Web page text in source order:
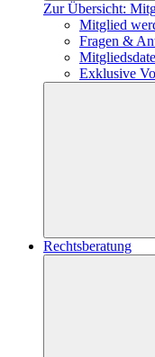
Zur Übersicht:
Mitglied
Fragen &
Exklusive
Rechtsberatung